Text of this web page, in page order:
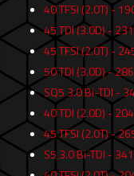
40 TFSI (2.0T) -
45 TDI (3.0D) - 231
45 TFSI (2.0T) -
50 TDI (3.0D) - 286
SQ5 3.0 Bi-TDI -
40 TDI (2.0D) - 204
45 TFSI (2.0T) -
S5 3.0 Bi-TDI - 341